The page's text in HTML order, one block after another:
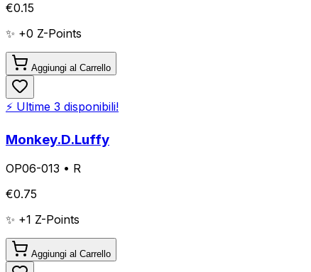
€0.15
✨ +0 Z-Points
Aggiungi al Carrello
⚡ Ultime 3 disponibili!
Monkey.D.Luffy
OP06-013 • R
€0.75
✨ +1 Z-Points
Aggiungi al Carrello